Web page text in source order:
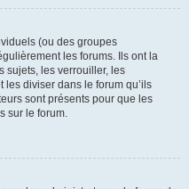
(ou des groupes
les forums. Ils ont la
sujets, les verrouiller, les
diviser dans le forum qu’ils
sont présents pour que les
sur le forum.